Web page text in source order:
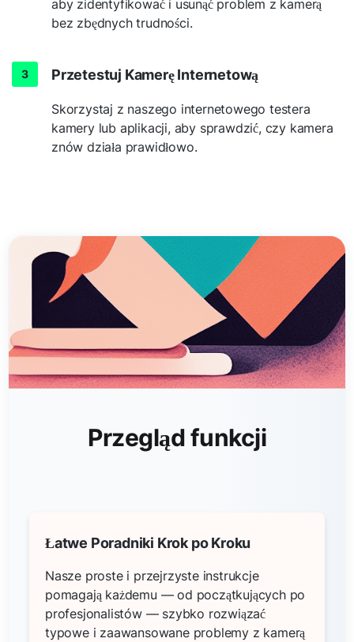
aby zidentyfikować i usunąć problem z kamerą
bez zbędnych trudności.
Przetestuj Kamerę Internetową
Skorzystaj z naszego internetowego testera
kamery lub aplikacji, aby sprawdzić, czy kamera
znów działa prawidłowo.
Przegląd funkcji
Łatwe Poradniki Krok po Kroku
Nasze proste i przejrzyste instrukcje
pomagają każdemu — od początkujących po
profesjonalistów — szybko rozwiązać
typowe i zaawansowane problemy z kamerą